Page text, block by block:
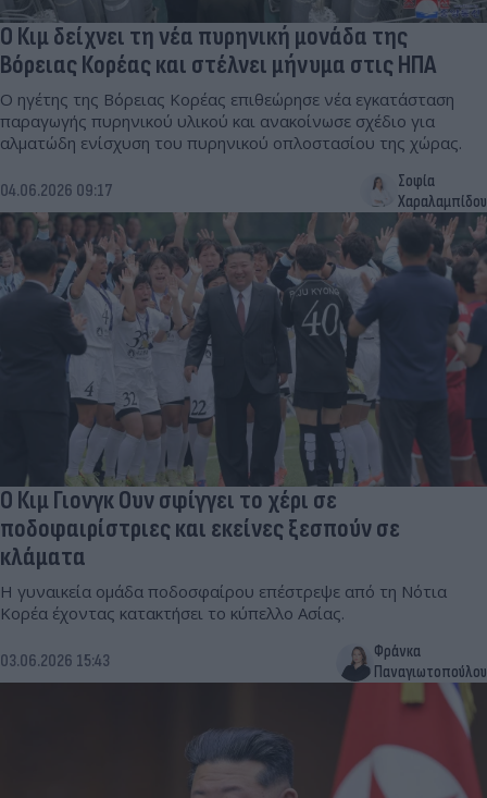
Ο Κιμ δείχνει τη νέα πυρηνική μονάδα της
Βόρειας Κορέας και στέλνει μήνυμα στις ΗΠΑ
Ο ηγέτης της Βόρειας Κορέας επιθεώρησε νέα εγκατάσταση
παραγωγής πυρηνικού υλικού και ανακοίνωσε σχέδιο για
αλματώδη ενίσχυση του πυρηνικού οπλοστασίου της χώρας.
04.06.2026 09:17
Σοφία
Χαραλαμπίδου
Ο Κιμ Γιονγκ Ουν σφίγγει το χέρι σε
ποδοφαιρίστριες και εκείνες ξεσπούν σε
κλάματα
Η γυναικεία ομάδα ποδοσφαίρου επέστρεψε από τη Νότια
Κορέα έχοντας κατακτήσει το κύπελλο Ασίας.
03.06.2026 15:43
Φράνκα
Παναγιωτοπούλου